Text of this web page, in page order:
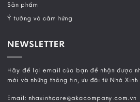
Sản phẩm
Ý tưởng và cảm hứng
NEWSLETTER
Hãy để lại email của bạn để nhận được
mới và những thông tin, ưu đãi từ Nhà Xinh
Email: nhaxinhcare@akacompany.com.vn